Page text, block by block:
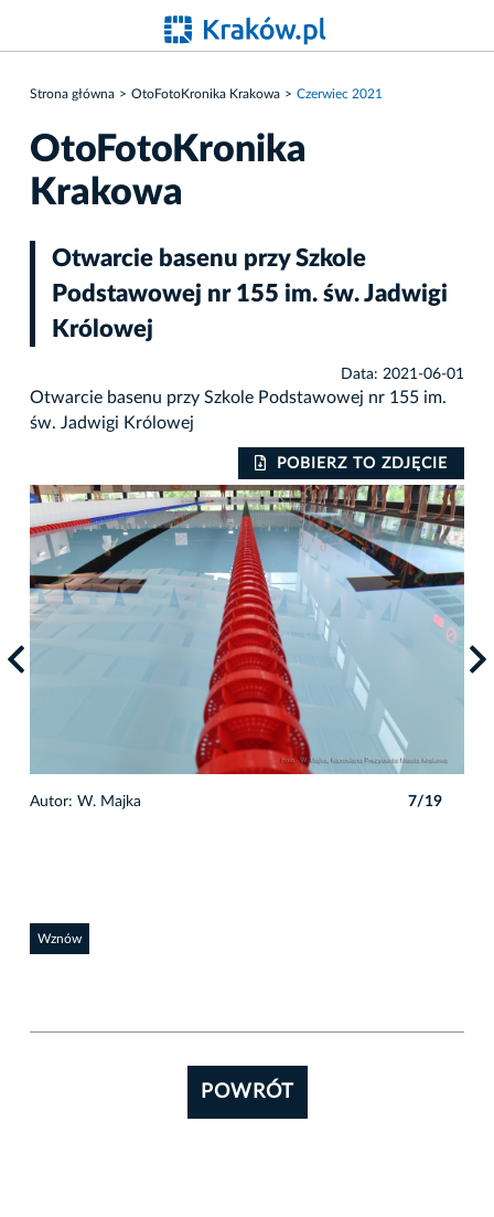
Strona główna OtoFotoKronika Krakowa Czerwiec 2021
OtoFotoKronika
Krakowa
Otwarcie basenu przy Szkole
Podstawowej nr 155 im. św. Jadwigi
Królowej
Data: 2021-06-01
Otwarcie basenu przy Szkole Podstawowej nr 155 im.
św. Jadwigi Królowej
POBIERZ TO ZDJĘCIE
Autor: W. Majka 7/19
Wznów
POWRÓT